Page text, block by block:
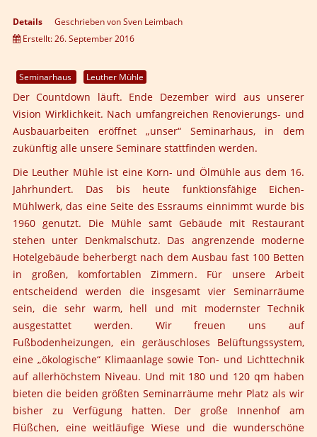
Details Geschrieben vonSven Leimbach
Erstellt: 26. September 2016
Seminarhaus Leuther Mühle
Der Countdown läuft. Ende Dezember wird aus unserer
Vision Wirklichkeit. Nach umfangreichen Renovierungs- und
Ausbauarbeiten eröffnet „unser“ Seminarhaus, in dem
zukünftig alle unsere Seminare stattfinden werden.
Die Leuther Mühle ist eine Korn- und Ölmühle aus dem 16.
Jahrhundert. Das bis heute funktionsfähige Eichen-
Mühlwerk, das eine Seite des Essraums einnimmt wurde bis
1960 genutzt. Die Mühle samt Gebäude mit Restaurant
stehen unter Denkmalschutz. Das angrenzende moderne
Hotelgebäude beherbergt nach dem Ausbau fast 100 Betten
in großen, komfortablen Zimmern. Für unsere Arbeit
entscheidend werden die insgesamt vier Seminarräume
sein, die sehr warm, hell und mit modernster Technik
ausgestattet werden. Wir freuen uns auf
Fußbodenheizungen, ein geräuschloses Belüftungssystem,
eine „ökologische“ Klimaanlage sowie Ton- und Lichttechnik
auf allerhöchstem Niveau. Und mit 180 und 120 qm haben
bieten die beiden größten Seminarräume mehr Platz als wir
bisher zu Verfügung hatten. Der große Innenhof am
Flüßchen, eine weitläufige Wiese und die wunderschöne